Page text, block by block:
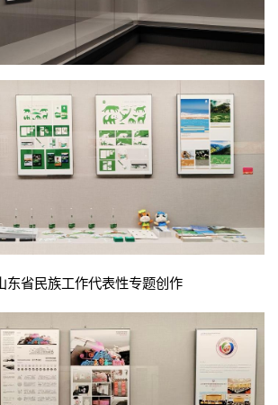
东省民族工作代表性专题创作